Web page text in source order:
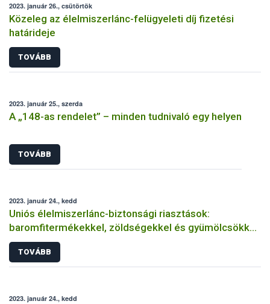
2023. január 26., csütörtök
Közeleg az élelmiszerlánc-felügyeleti díj fizetési
határideje
TOVÁBB
2023. január 25., szerda
A „148-as rendelet” – minden tudnivaló egy helyen
TOVÁBB
2023. január 24., kedd
Uniós élelmiszerlánc-biztonsági riasztások:
baromfitermékekkel, zöldségekkel és gyümölcsökkel
volt a legtöbb gond
TOVÁBB
2023. január 24., kedd